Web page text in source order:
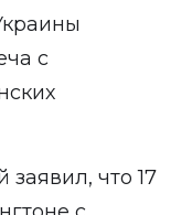
с
что 17